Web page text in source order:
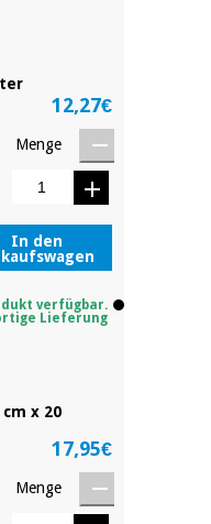
12,27€
Menge
In den
verfügbar.
Lieferung
x 20
17,95€
Menge